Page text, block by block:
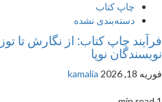
چاپ کتاب
دسته‌بندی نشده
فرآیند چاپ کتاب: از نگارش تا
نویسندگان نوپا
فوریه 18, 2026 kamalia